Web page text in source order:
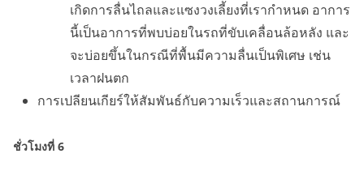
เกิดการลื่นไถลและแซงวงเลี้ยงที่เรากำหนด อาการ
นี้เป็นอาการที่พบบ่อยในรถที่ขับเคลื่อนล้อหลัง และ
จะบ่อยขึ้นในกรณีที่พื้นมีความลื่นเป็นพิเศษ เช่น
เวลาฝนตก
การเปลียนเกียร์ให้สัมพันธ์กับความเร็วและสถานการณ์
ชั่วโมงที่ 6